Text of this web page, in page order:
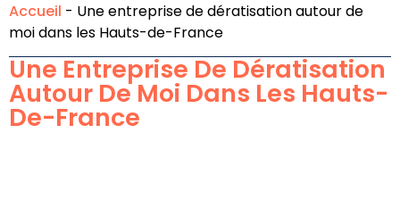
Accueil - Une entreprise de dératisation autour de
moi dans les Hauts-de-France
Une Entreprise De Dératisation
Autour De Moi Dans Les Hauts-
De-France